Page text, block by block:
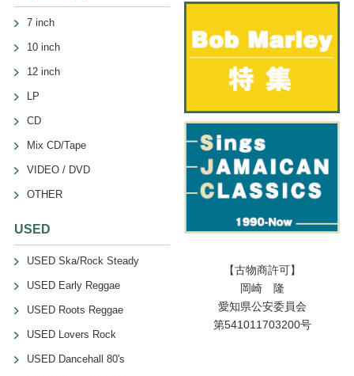
7 inch
10 inch
12 inch
LP
CD
Mix CD/Tape
VIDEO / DVD
OTHER
USED
USED Ska/Rock Steady
USED Early Reggae
USED Roots Reggae
USED Lovers Rock
USED Dancehall 80's
【古物商許可】
岡崎 隆
愛知県公安委員会
第541011703200号